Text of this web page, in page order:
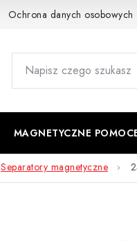
Ochrona danych osobowych
MAGNETYCZNE
Separatory magnetyczne